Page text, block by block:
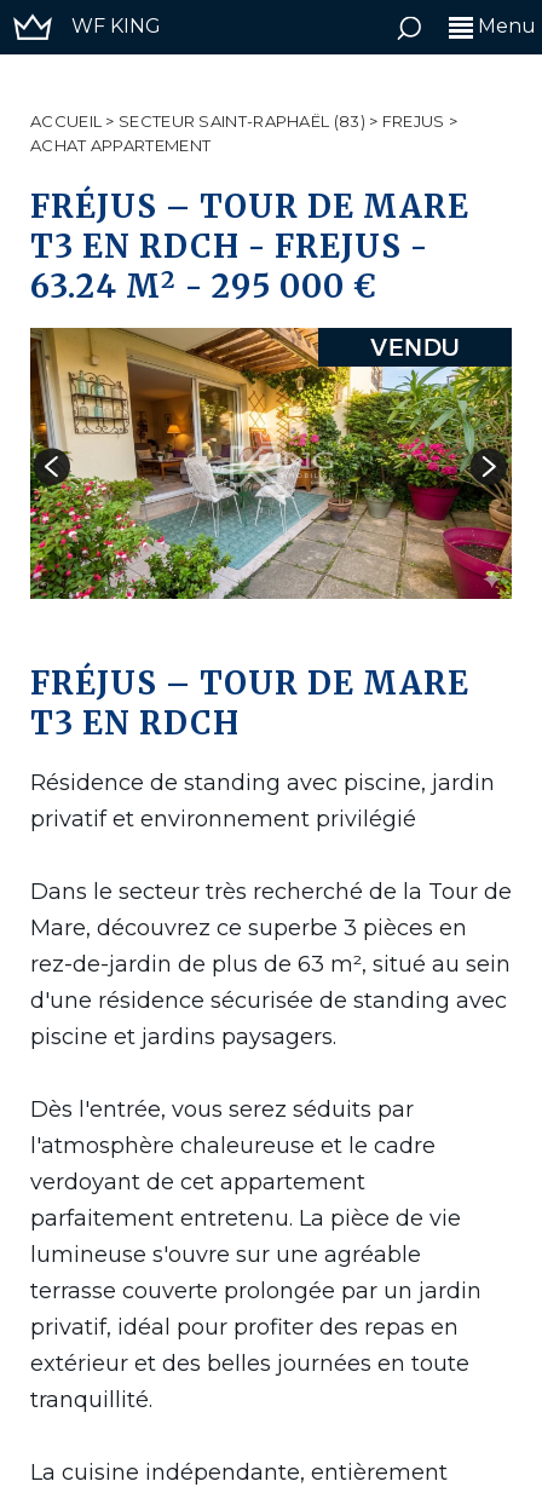
WF KING Menu
ACCUEIL > SECTEUR SAINT-RAPHAËL (83) > FREJUS >
ACHAT APPARTEMENT
FRÉJUS – TOUR DE MARE
T3 EN RDCH - FREJUS -
63.24 M2 - 295 000 €
FRÉJUS – TOUR DE MARE
T3 EN RDCH
Résidence de standing avec piscine, jardin
privatif et environnement privilégié
Dans le secteur très recherché de la Tour de
Mare, découvrez ce superbe 3 pièces en
rez-de-jardin de plus de 63 m², situé au sein
d'une résidence sécurisée de standing avec
piscine et jardins paysagers.
Dès l'entrée, vous serez séduits par
l'atmosphère chaleureuse et le cadre
verdoyant de cet appartement
parfaitement entretenu. La pièce de vie
lumineuse s'ouvre sur une agréable
terrasse couverte prolongée par un jardin
privatif, idéal pour profiter des repas en
extérieur et des belles journées en toute
tranquillité.
La cuisine indépendante, entièrement